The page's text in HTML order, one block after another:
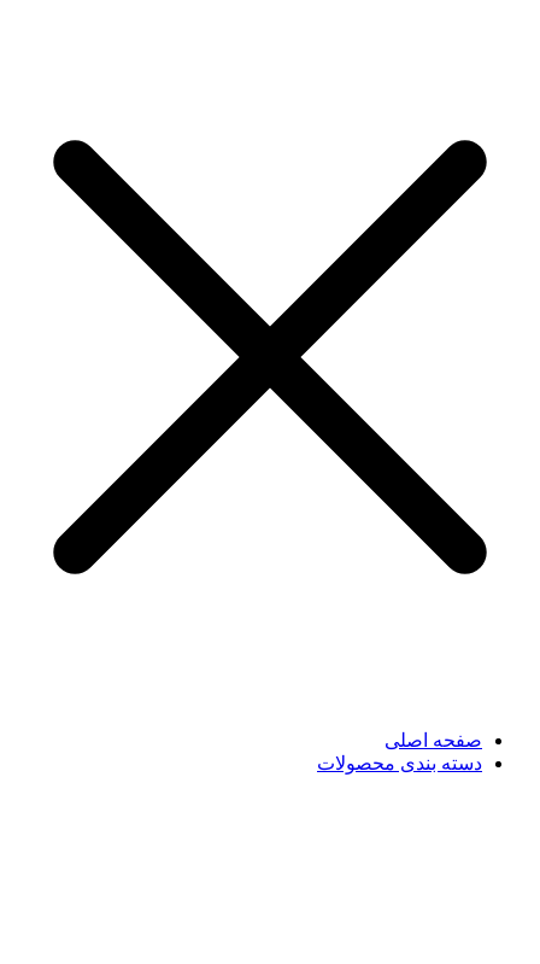
صفحه اصلی
دسته بندی محصولات